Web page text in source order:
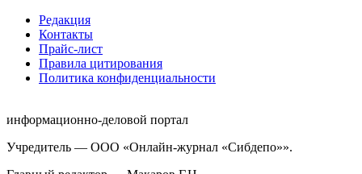
Редакция
Контакты
Прайс-лист
Правила цитирования
Политика конфиденциальности
информационно-деловой портал
Учредитель — ООО «Онлайн-журнал «Сибдепо»».